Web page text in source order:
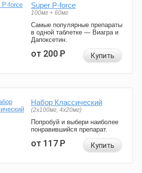
Super P-force
100мг + 60мг
Самые популярные препараты
в одной таблетке — Виагра и
Дапоксетин.
от 200Р Купить
Набор Классический
(2x100мг, 4x20мг)
Попробуй и выбери наиболее
понравившийся препарат.
от 117Р Купить